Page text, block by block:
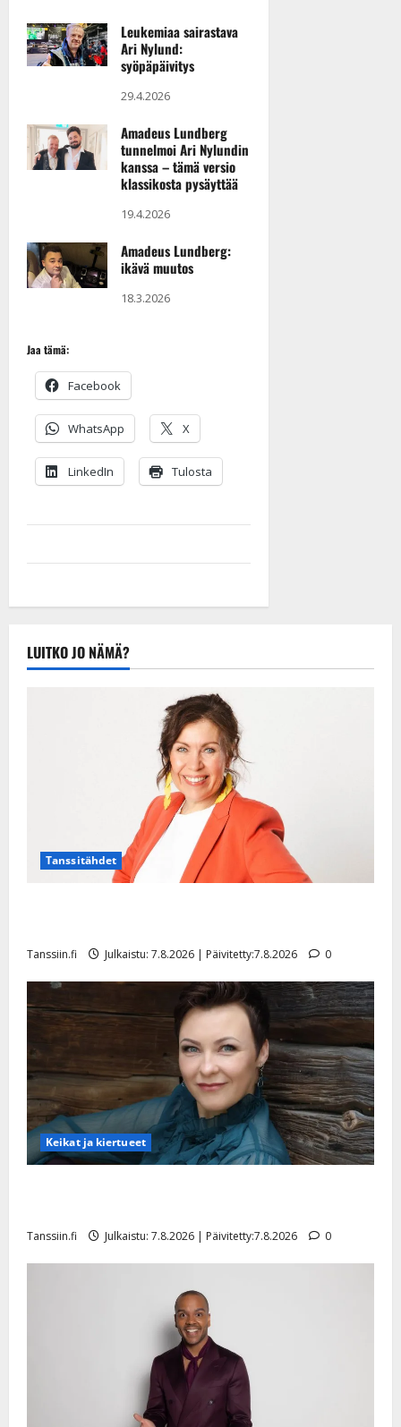
Leukemiaa sairastava
Ari Nylund:
syöpäpäivitys
29.4.2026
Amadeus Lundberg
tunnelmoi Ari Nylundin
kanssa – tämä versio
klassikosta pysäyttää
19.4.2026
Amadeus Lundberg:
ikävä muutos
18.3.2026
Jaa tämä:
Facebook
WhatsApp X
LinkedIn Tulosta
LUITKO JO NÄMÄ?
Tanssitähdet
Tanssiin.fi Julkaistu: 7.8.2026 | Päivitetty:7.8.2026 0
Keikat ja kiertueet
Tanssiin.fi Julkaistu: 7.8.2026 | Päivitetty:7.8.2026 0